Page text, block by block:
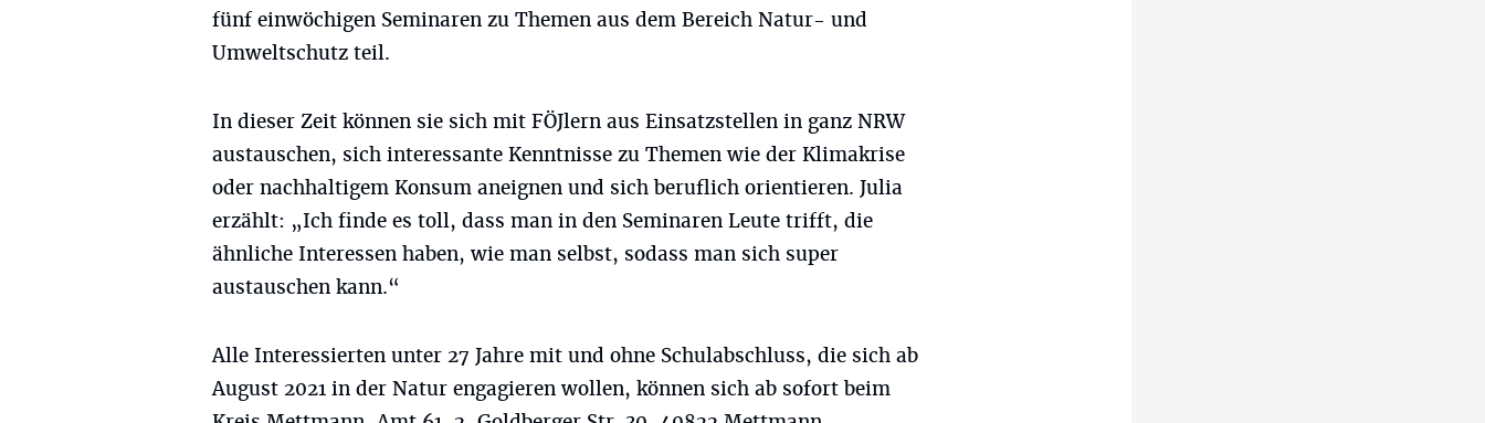
fünf einwöchigen Seminaren zu Themen aus dem Bereich Natur- und
Umweltschutz teil.
In dieser Zeit können sie sich mit FÖJlern aus Einsatzstellen in ganz NRW
austauschen, sich interessante Kenntnisse zu Themen wie der Klimakrise
oder nachhaltigem Konsum aneignen und sich beruflich orientieren. Julia
erzählt: „Ich finde es toll, dass man in den Seminaren Leute trifft, die
ähnliche Interessen haben, wie man selbst, sodass man sich super
austauschen kann.“
Alle Interessierten unter 27 Jahre mit und ohne Schulabschluss, die sich ab
August 2021 in der Natur engagieren wollen, können sich ab sofort beim